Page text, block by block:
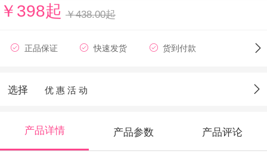
￥398起 ￥438.00起
正品保证 快速发货 货到付款
保密配送
选择 优 惠 活 动
产品详情 产品参数 产品评论